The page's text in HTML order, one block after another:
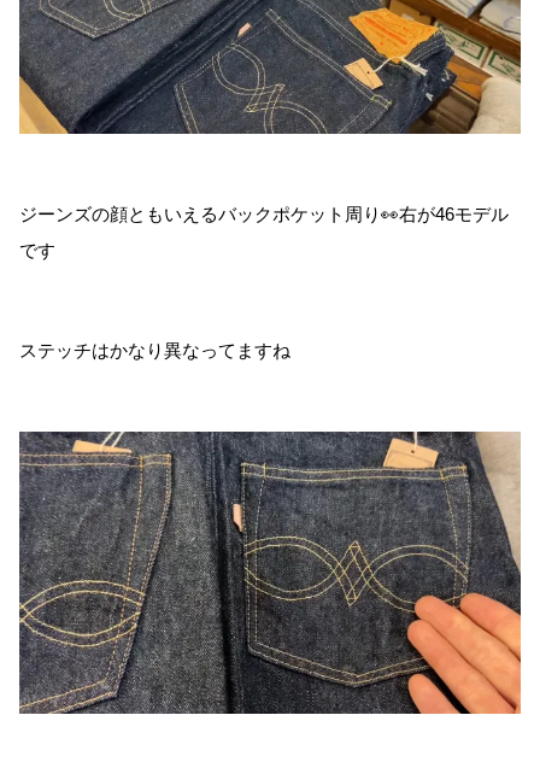
ジーンズの顔ともいえるバックポケット周り👀右が46モデル
です
ステッチはかなり異なってますね